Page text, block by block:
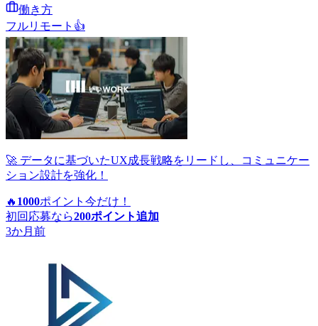
働き方
フルリモート 👍
🚀 データに基づいたUX成長戦略をリードし、コミュニケー
ション設計を強化！
🔥 1000ポイント 今だけ！
初回応募なら200ポイント追加
3か月前